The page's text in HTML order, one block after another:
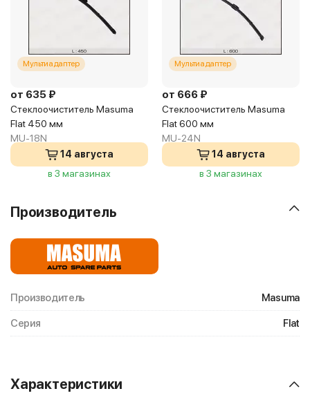
Мультиадаптер
от 635 ₽
Стеклоочиститель Masuma
Flat 450 мм
MU-18N
14 августа
в 3 магазинах
Мультиадаптер
от 666 ₽
Стеклоочиститель Masuma
Flat 600 мм
MU-24N
14 августа
в 3 магазинах
Производитель
Производитель Masuma
Серия Flat
Характеристики